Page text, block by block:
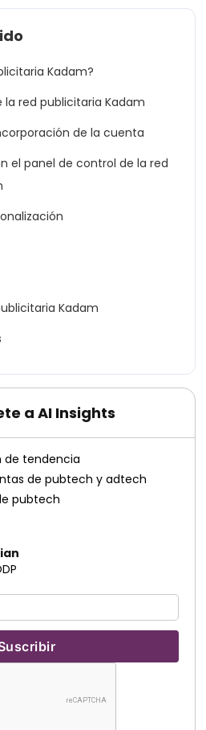
Kadam?
red publicitaria Kadam
de la cuenta
el panel de control de la red
Kadam
a AI Insights
de tendencia
de pubtech y adtech
pubtech